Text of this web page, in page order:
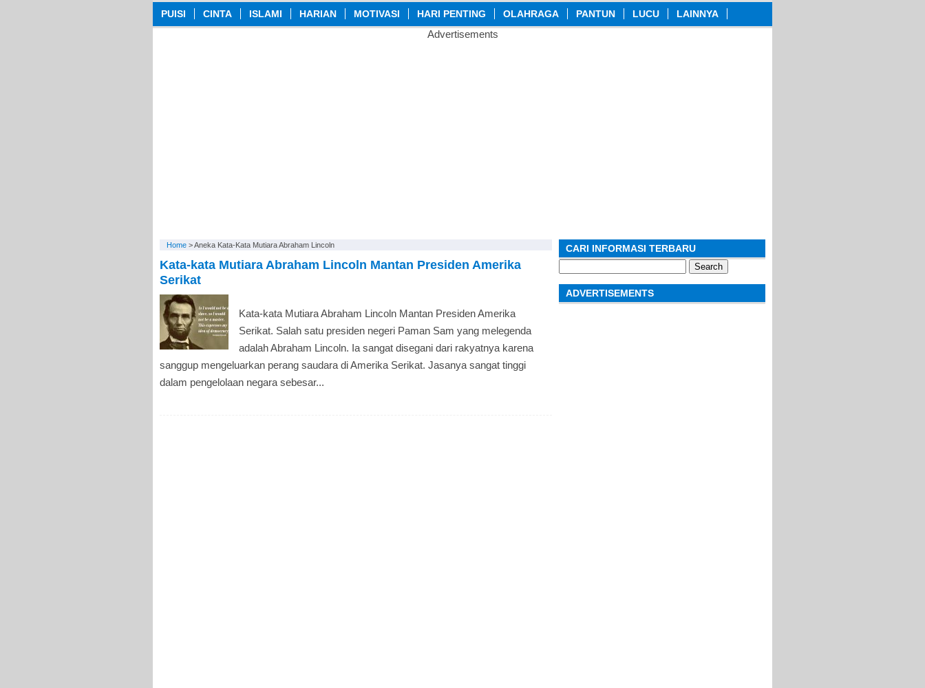
PUISI CINTA ISLAMI HARIAN MOTIVASI HARI PENTING OLAHRAGA PANTUN LUCU LAINNYA
Advertisements
Home >Aneka Kata-Kata Mutiara Abraham Lincoln
Kata-kata Mutiara Abraham Lincoln Mantan Presiden Amerika
Serikat
Kata-kata Mutiara Abraham Lincoln Mantan Presiden Amerika
Serikat. Salah satu presiden negeri Paman Sam yang melegenda
adalah Abraham Lincoln. Ia sangat disegani dari rakyatnya karena
sanggup mengeluarkan perang saudara di Amerika Serikat. Jasanya sangat tinggi
dalam pengelolaan negara sebesar...
CARI INFORMASI TERBARU
for:
ADVERTISEMENTS